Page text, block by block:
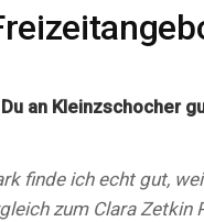
an Kleinzschocher
finde ich echt gut,
zum Clara Zetkin